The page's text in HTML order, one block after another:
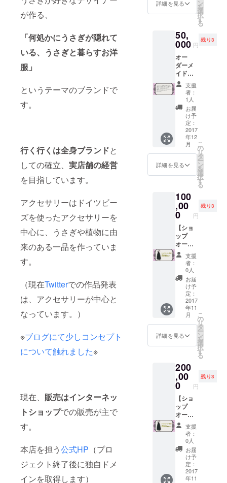
が作る、
「何処かにうさぎが隠れて
いる、うさぎと暮らすお洋
服」
というテーマのブランドで
す。
行く行くは全身ブランドと
しての確立、 実店舗の経営
を目指しています。
アクセサリーはドイツビー
ズを使ったアクセサリーを
中心に、うさぎや植物に由
来のある一品を作っていま
す。
（現在Twitterでの作品発表
は、アクセサリーが中心と
なっています。）
※ブログにて少しコンセプト
について触れました※
現在、 販売はインターネッ
トショップでの販売が主で
す。
本店を担う公式HP （プロ
ジェクト終了後に独自ドメ
インを取得します）
っと出
ね！！
」とい
う意味
です。
Tシャ
ツの上
を兎の
足あと
が走っ
ている
デザイ
ン。 ・
ローズ
ネック
レス
（赤、
白、ピ
れかお
好きな
お色1
点）
詳細を見る ン
を
選
択
す
る
50,
000 円
残り3
オー
ダーメ
イドお
洋服の
ご依頼
を承り
ます。
予算内
（50,00
0円）で
出来る
ところ
までと
はなり
ます
ダーメ
イドで
お洋服
をおつ
くりし
ます。
ブラウ
ス、ス
カート
の2点
セット
や、布
をたっ
ぷり
使った
ワン
ピース
などを
作るこ
す。 デ
ザイン
のご要
望など
も承り
ます。
３名様
まで。
支援
者：
1人
お届
け予
定：
2017
年12
月
詳細を見る
こ
の
リ
タ
ー
ン
を
選
択
す
る
100
,00
0 円
残り3
【ショ
ップ
オー
ナー様
向け】
新作サ
ロペッ
ト 11
着 ロー
ズネッ
クレ
ス 10
個（全5
色、各2
こず
hen- 商
品カタ
ログ(ご
希望の
場合の
みお付
けして
いま
す。）
‐Kaninc
hen‐正
規取扱
店とし
て、
HP、
支援
者：
0人
お届
け予
定：
2017
年11
月
詳細を見る
こ
の
リ
タ
ー
ン
を
選
択
す
る
200
,00
0 円
残り3
【ショ
ップ
オー
ナー様
向け】
新作サ
ロペッ
ト 16
着 ロー
ズネッ
クレ
支援
者：
0人
お届
け予
定：
2017
年11